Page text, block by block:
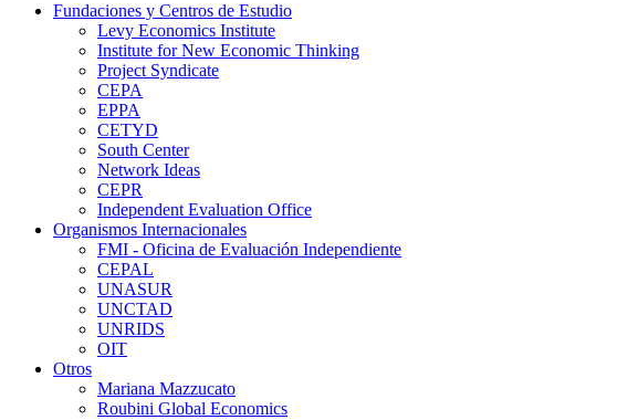
Fundaciones y Centros de Estudio
Levy Economics Institute
Institute for New Economic Thinking
Project Syndicate
CEPA
EPPA
CETYD
South Center
Network Ideas
CEPR
Independent Evaluation Office
Organismos Internacionales
FMI - Oficina de Evaluación Independiente
CEPAL
UNASUR
UNCTAD
UNRIDS
OIT
Otros
Mariana Mazzucato
Roubini Global Economics